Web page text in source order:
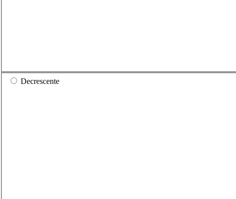
Decrescente